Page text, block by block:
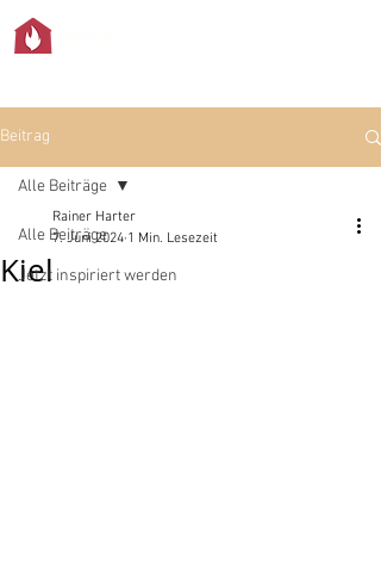
Beitrag
Alle Beiträge
Jetzt inspiriert werden
Alle Beiträge
Kiel
Rainer Harter
7. Juni 2024 1 Min. Lesezeit